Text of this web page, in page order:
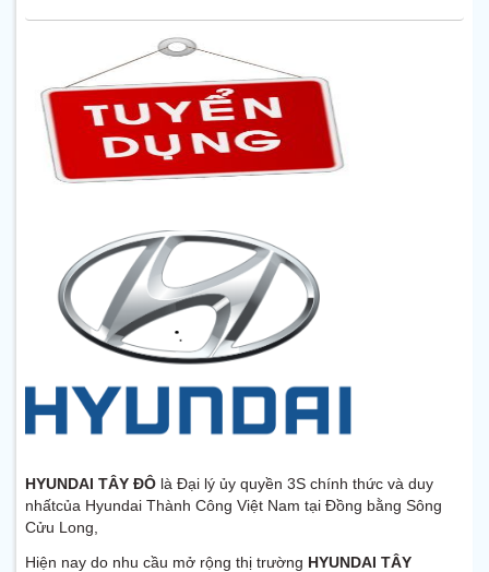
HYUNDAI TÂY ĐÔ là Đại lý ủy quyền 3S chính thức và duy
nhấtcủa Hyundai Thành Công Việt Nam tại Đồng bằng Sông
Cửu Long,
Hiện nay do nhu cầu mở rộng thị trường HYUNDAI TÂY